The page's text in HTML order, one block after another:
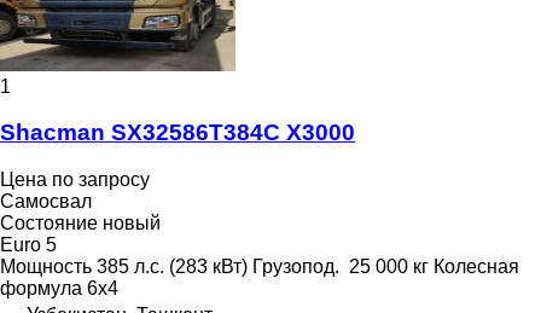
1
Shacman SX32586T384C X3000
Цена по запросу
Самосвал
Состояние новый
Euro 5
Мощность 385 л.с. (283 кВт) Грузопод. 25 000 кг Колесная
формула 6x4